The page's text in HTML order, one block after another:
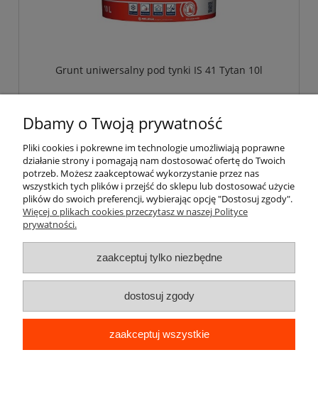
Grunt uniwersalny pod tynki IS 41 Tytan 10l
130,00 zł
Moje konto
Płatności i dostawa
Informacje
Dbamy o Twoją prywatność
Pliki cookies i pokrewne im technologie umożliwiają poprawne
działanie strony i pomagają nam dostosować ofertę do Twoich
potrzeb. Możesz zaakceptować wykorzystanie przez nas
wszystkich tych plików i przejść do sklepu lub dostosować użycie
plików do swoich preferencji, wybierając opcję "Dostosuj zgody".
Więcej o plikach cookies przeczytasz w naszej Polityce
prywatności.
zaakceptuj tylko niezbędne
dostosuj zgody
zaakceptuj wszystkie